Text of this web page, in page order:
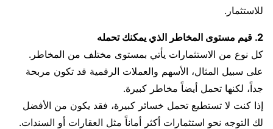
للاستثمار.
2. قيم مستوى المخاطر الذي يمكنك تحمله
كل نوع من الاستثمارات يأتي بمستوى مختلف من المخاطر.
على سبيل المثال، الأسهم والعملات الرقمية قد تكون مربحة
جداً، لكنها تحمل أيضاً مخاطر كبيرة.
إذا كنت لا تستطيع تحمل خسائر كبيرة، فقد يكون من الأفضل
لك التوجه نحو استثمارات أكثر أماناً مثل العقارات أو السندات.